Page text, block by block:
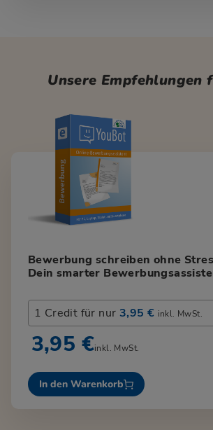
Unsere Empfehlungen
Bewerbung schreiben ohne
Dein smarter
1 Credit für nur 3,95 € inkl. MwSt.
3,95 €inkl. MwSt.
In den Warenkorb